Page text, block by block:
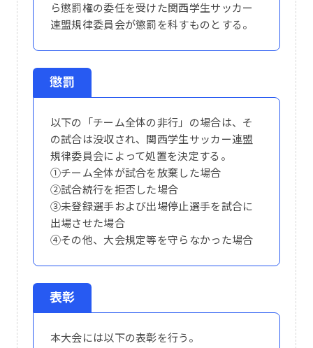
ら懲罰権の委任を受けた関西学生サッカー
連盟規律委員会が懲罰を科すものとする。
懲罰
以下の「チーム全体の非行」の場合は、そ
の試合は没収され、関西学生サッカー連盟
規律委員会によって処置を決定する。
①チーム全体が試合を放棄した場合
②試合続行を拒否した場合
③未登録選手および出場停止選手を試合に
出場させた場合
④その他、大会規定等を守らなかった場合
表彰
本大会には以下の表彰を行う。